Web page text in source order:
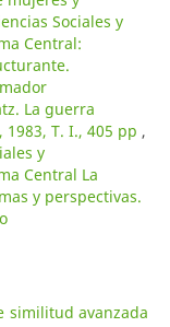
Sociales y
Central:
La guerra
T. I., 405 pp ,
y
Central La
y perspectivas.
similitud avanzada